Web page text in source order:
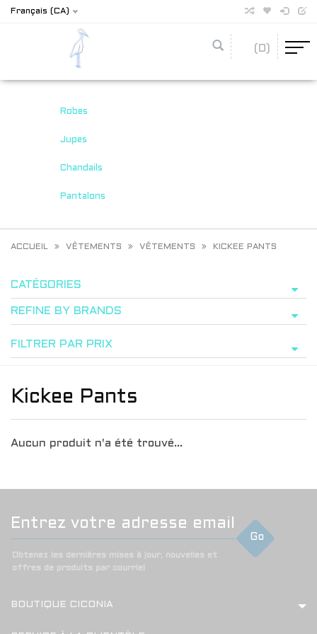
Français (CA)
(0)
Robes
Jupes
Chandails
Pantalons
ACCUEIL VÊTEMENTS VÊTEMENTS KICKEE PANTS
CATÉGORIES
REFINE BY BRANDS
FILTRER PAR PRIX
Kickee Pants
Aucun produit n'a été trouvé...
Go
Obtenez les dernières mises à jour, nouvelles et
offres de produits par courriel
BOUTIQUE CICONIA